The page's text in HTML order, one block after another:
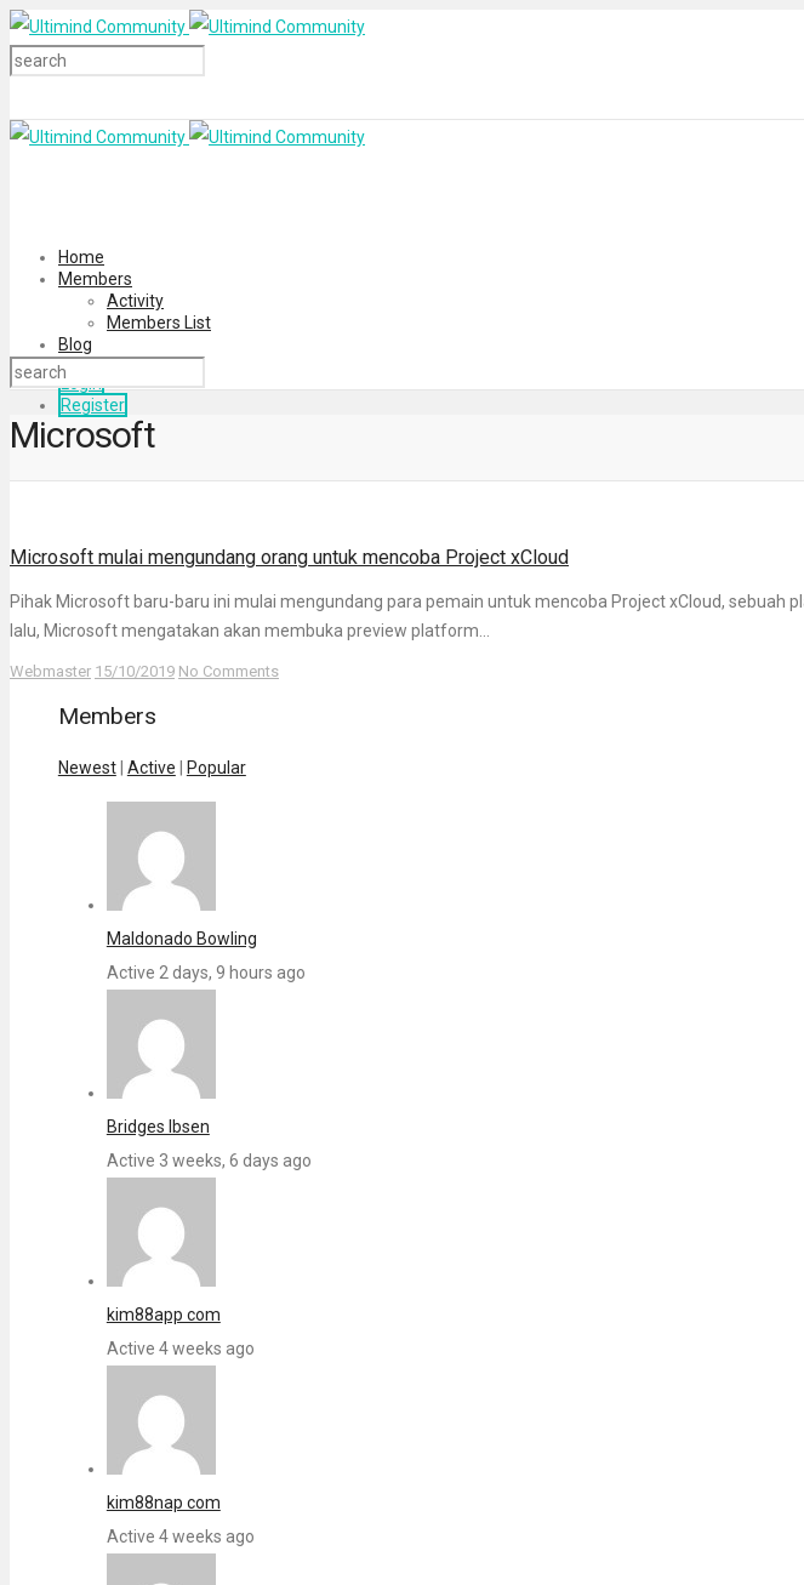
Home
Members
Activity
Members List
Blog
Login
Register
Microsoft
Microsoft mulai mengundang orang untuk mencoba Project xCloud
Pihak Microsoft baru-baru ini mulai mengundang para pemain untuk mencoba Project xCloud, sebuah
lalu, Microsoft mengatakan akan membuka preview platform...
Webmaster 15/10/2019 No Comments
Members
Newest Active Popular
Maldonado Bowling
Active 2 days, 9 hours ago
Bridges Ibsen
Active 3 weeks, 6 days ago
kim88app com
Active 4 weeks ago
kim88nap com
Active 4 weeks ago